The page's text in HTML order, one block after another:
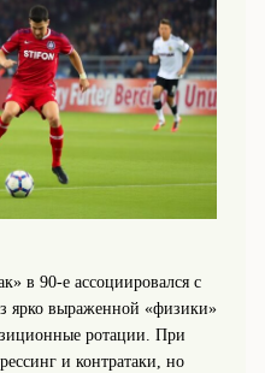
в 90‑е ассоциировался с
ярко выраженной «физики»
ротации. При
и контратаки, но